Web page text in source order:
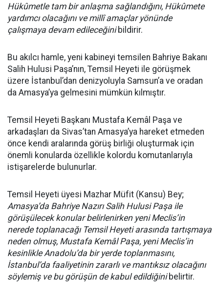
Hükûmetle tam bir anlaşma sağlandığını, Hükûmete
yardımcı olacağını ve millî amaçlar yönünde
çalışmaya devam edileceğinibildirir.
Bu akılcı hamle, yeni kabineyi temsilen Bahriye Bakanı
Salih Hulusi Paşa’nın, Temsil Heyeti ile görüşmek
üzere İstanbul’dan denizyoluyla Samsun’a ve oradan
da Amasya’ya gelmesini mümkün kılmıştır.
Temsil Heyeti Başkanı Mustafa Kemâl Paşa ve
arkadaşları da Sivas’tan Amasya’ya hareket etmeden
önce kendi aralarında görüş birliği oluşturmak için
önemli konularda özellikle kolordu komutanlarıyla
istişarelerde bulunurlar.
Temsil Heyeti üyesi Mazhar Müfit (Kansu) Bey;
Amasya’da Bahriye Nazırı Salih Hulusi Paşa ile
görüşülecek konular belirlenirken yeni Meclis’in
nerede toplanacağı Temsil Heyeti arasında tartışmaya
neden olmuş, Mustafa Kemâl Paşa, yeni Meclis’in
kesinlikle Anadolu’da bir yerde toplanmasını,
İstanbul’da faaliyetinin zararlı ve mantıksız olacağını
söylemiş ve bu görüşün de kabul edildiğinibelirtir.